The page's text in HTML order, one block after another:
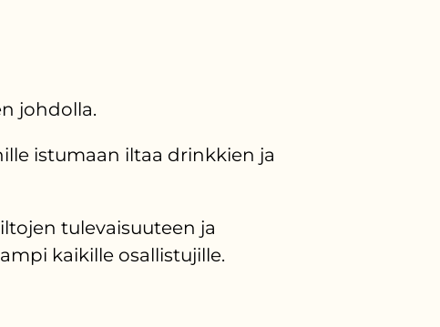
johdolla.
istumaan iltaa drinkkien ja
tulevaisuuteen ja
kaikille osallistujille.